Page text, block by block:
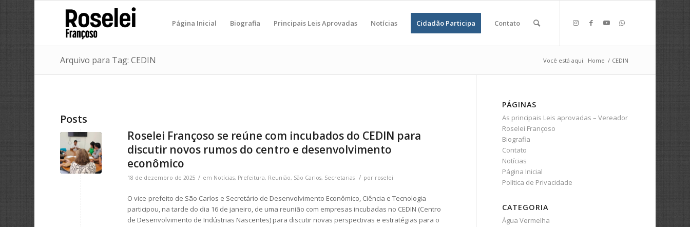
Página Inicial Biografia Principais Leis Aprovadas Notícias Cidadão Participa Contato
Arquivo para Tag: CEDIN Você está aqui: Home / CEDIN
Posts
Roselei Françoso se reúne com incubados do CEDIN para
discutir novos rumos do centro e desenvolvimento
econômico
18 de dezembro de 2025 / em Notícias, Prefeitura, Reunião, São Carlos, Secretarias / por roselei
O vice-prefeito de São Carlos e Secretário de Desenvolvimento Econômico, Ciência e Tecnologia
participou, na tarde do dia 16 de janeiro, de uma reunião com empresas incubadas no CEDIN (Centro
de Desenvolvimento de Indústrias Nascentes) para discutir novas perspectivas e estratégias para o
PÁGINAS
As principais Leis aprovadas – Vereador
Roselei Françoso
Biografia
Contato
Notícias
Página Inicial
Política de Privacidade
CATEGORIA
Água Vermelha